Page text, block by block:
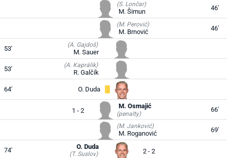
(S. Lončar)
M. Šimun 46'
(M. Perović)
M. Brnović 46'
53' (A. Gajdoš)
M. Sauer
53' (A. Kaprálik)
R. Galčík
64' O. Duda
1 - 2
M. Osmajić
(penalty)
66'
(M. Janković)
M. Roganović 69'
74' (T. Suslov)
O. Duda
2 - 2